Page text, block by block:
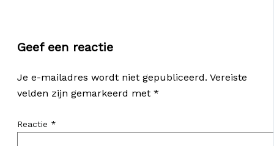
Geef een reactie
Je e-mailadres wordt niet gepubliceerd. Vereiste
velden zijn gemarkeerd met *
Reactie *